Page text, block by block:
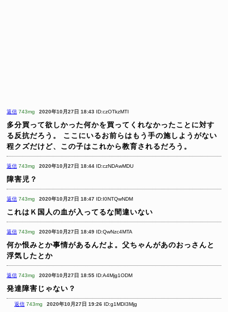
返信 743mg 2020年10月27日 18:43 ID:czOTkzMTI
多分買って欲しかった何かを買ってくれなかったことに対す
る反抗だろう。
ここにいるお前らはもう手の施しようがない
程クズだけど、この子はこれから教育されるだろう。
返信 743mg 2020年10月27日 18:44 ID:czNDAwMDU
障害児？
返信 743mg 2020年10月27日 18:47 ID:I0NTQwNDM
これはＫ国人の血が入ってるな間違いない
返信 743mg 2020年10月27日 18:49 ID:QwNzc4MTA
何か恨みとか事情があるんだよ。父ちゃんがあのおっさんと
浮気したとか
返信 743mg 2020年10月27日 18:55 ID:A4Mjg1ODM
発達障害じゃない？
返信 743mg 2020年10月27日 19:26 ID:g1MDI3Mjg